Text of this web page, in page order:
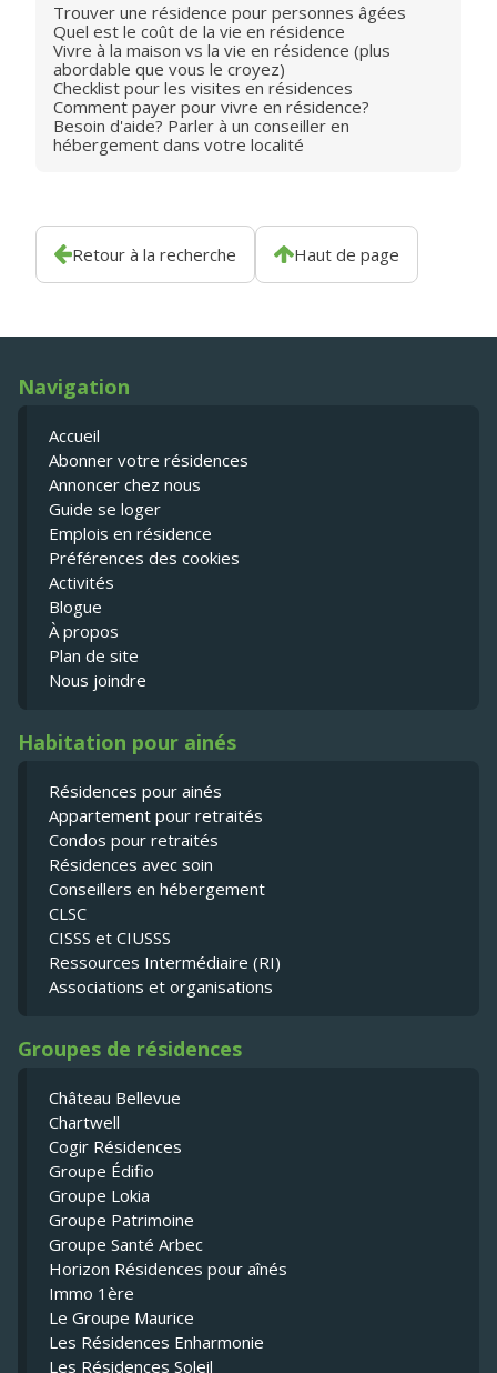
Trouver une résidence pour personnes âgées
Quel est le coût de la vie en résidence
Vivre à la maison vs la vie en résidence (plus
abordable que vous le croyez)
Checklist pour les visites en résidences
Comment payer pour vivre en résidence?
Besoin d'aide? Parler à un conseiller en
hébergement dans votre localité
Retour à la recherche Haut de page
Navigation
Accueil
Abonner votre résidences
Annoncer chez nous
Guide se loger
Emplois en résidence
Préférences des cookies
Activités
Blogue
À propos
Plan de site
Nous joindre
Habitation pour ainés
Résidences pour ainés
Appartement pour retraités
Condos pour retraités
Résidences avec soin
Conseillers en hébergement
CLSC
CISSS et CIUSSS
Ressources Intermédiaire (RI)
Associations et organisations
Groupes de résidences
Château Bellevue
Chartwell
Cogir Résidences
Groupe Édifio
Groupe Lokia
Groupe Patrimoine
Groupe Santé Arbec
Horizon Résidences pour aînés
Immo 1ère
Le Groupe Maurice
Les Résidences Enharmonie
Les Résidences Soleil